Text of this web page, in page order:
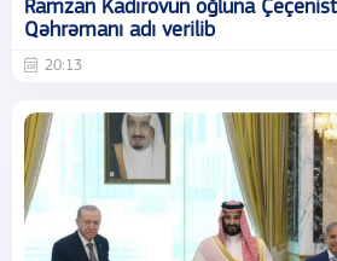
Ramzan Kadırovun oğluna
Qəhrəmanı adı verilib
20:13